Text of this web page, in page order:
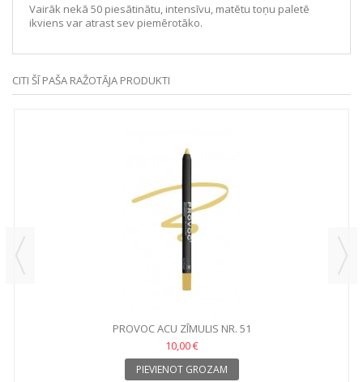
Vairāk nekā 50 piesātinātu, intensīvu, matētu toņu paletē
ikviens var atrast sev piemērotāko.
CITI ŠĪ PAŠA RAŽOTĀJA PRODUKTI
PROVOC ACU ZĪMULIS NR. 51
10,00 €
PIEVIENOT GROZAM